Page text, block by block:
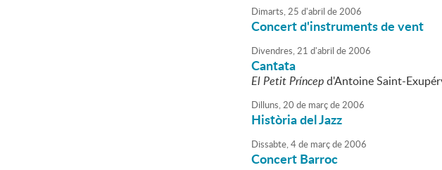
Dimarts,25 d'abril de2006
Concert d'instruments de vent
Divendres,21 d'abril de2006
Cantata
El Petit Príncepd'Antoine Saint-
Dilluns,20 de marçde2006
Història del Jazz
Dissabte,4de marçde2006
Concert Barroc